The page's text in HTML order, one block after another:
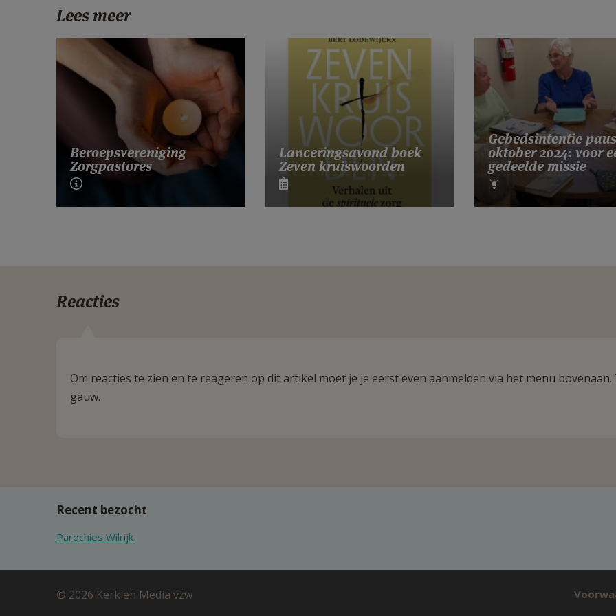
Lees meer
Beroepsvereniging
Zorgpastores
Lanceringsavond boek
Zeven kruiswoorden
Gebedsintentie paus
oktober 2024: voor
gedeelde missie
Reacties
Om reacties te zien en te reageren op dit artikel moet je je eerst even aanmelden via het menu
gauw.
Recent bezocht
Parochies Wilrijk
© 2026 Kerk en Media vzw